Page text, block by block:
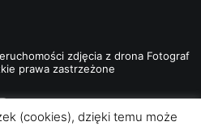
zdjęcia z drona Fotograf
prawa zastrzeżone
(cookies), dzięki temu może